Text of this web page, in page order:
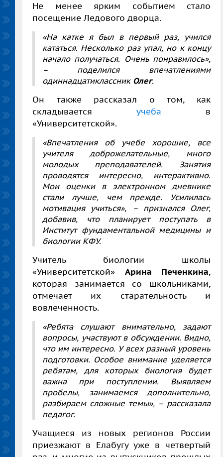
Не менее ярким событием стало
посещение Ледового дворца.
«На катке я был в первый раз, учился
кататься. Несколько раз упал, но к концу
начало получаться. Очень понравилось»,
– поделился впечатлениями
одиннадцатиклассник Олег.
Он также рассказал о том, как
складывается учеба в
«Университетской».
«Впечатления об учебе хорошие, все
учителя доброжелательные, много
молодых преподавателей. Занятия
проводятся интересно, интерактивно.
Мои оценки в электронном дневнике
стали лучше, чем прежде. Усилилась
мотивация учиться»,
–признался Олег,
добавив, что планирует поступать в
Институт фундаментальной медицины и
биологии КФУ.
Учитель биологии школы
«Университетской» Арина Печенкина,
которая занимается со школьниками,
отмечает их старательность и
вовлеченность.
«Ребята слушают внимательно, задают
вопросы, участвуют в обсуждении. Видно,
что им интересно. У всех разный уровень
подготовки. Особое внимание уделяется
ребятам, для которых биология будет
важна при поступлении. Выявляем
пробелы, занимаемся дополнительно,
разбираем сложные темы», – рассказала
педагог.
Учащиеся из новых регионов России
приезжают в Елабугу уже в четвертый